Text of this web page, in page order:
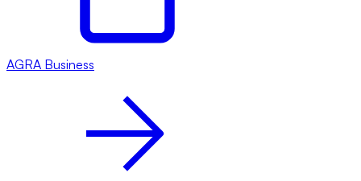
AGRA Business